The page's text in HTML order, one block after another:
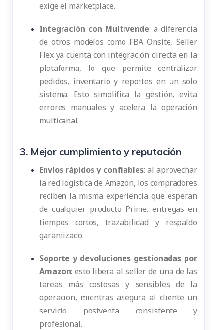
exige el marketplace.
Integración con Multivende: a diferencia
de otros modelos como FBA Onsite, Seller
Flex ya cuenta con integración directa en la
plataforma, lo que permite centralizar
pedidos, inventario y reportes en un solo
sistema. Esto simplifica la gestión, evita
errores manuales y acelera la operación
multicanal.
3. Mejor cumplimiento y reputación
Envíos rápidos y confiables: al aprovechar
la red logística de Amazon, los compradores
reciben la misma experiencia que esperan
de cualquier producto Prime: entregas en
tiempos cortos, trazabilidad y respaldo
garantizado.
Soporte y devoluciones gestionadas por
Amazon: esto libera al seller de una de las
tareas más costosas y sensibles de la
operación, mientras asegura al cliente un
servicio postventa consistente y
profesional.